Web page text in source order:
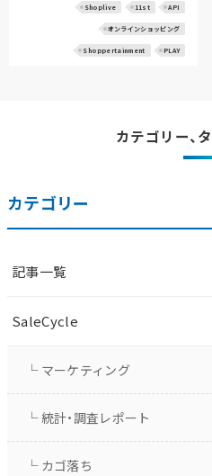
Shoplive 11st API
オンラインショッピング
Shoppertainment PLAY
カテゴリー、
カテゴリー
記事一覧
SaleCycle
└ マーケティング
└ 統計・調査レポート
└ カゴ落ち